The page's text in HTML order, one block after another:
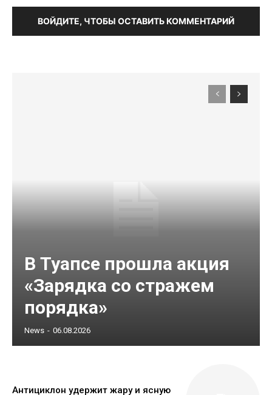
ВОЙДИТЕ, ЧТОБЫ ОСТАВИТЬ КОММЕНТАРИЙ
В Туапсе прошла акция
«Зарядка со стражем
порядка»
News - 06.08.2026
Антициклон удержит жару и ясную